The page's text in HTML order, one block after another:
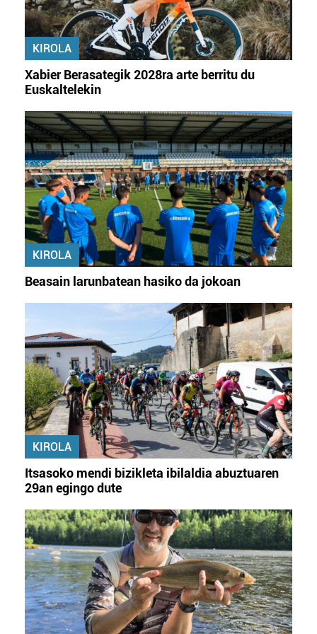
erabiltzeko baimen esplizitua ematen diguzu.Gehiago
irakurri
KIROLA
Xabier Berasategik 2028ra arte berritu du
Euskaltelekin
KIROLA
Beasain larunbatean hasiko da jokoan
KIROLA
Itsasoko mendi bizikleta ibilaldia abuztuaren
29an egingo dute